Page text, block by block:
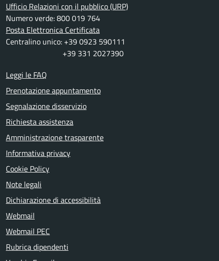
Ufficio Relazioni con il pubblico (URP)
Numero verde: 800 019 764
Posta Elettronica Certificata
Centralino unico: +39 0923 590111
+39 331 2027390
Leggi le FAQ
Prenotazione appuntamento
Segnalazione disservizio
Richiesta assistenza
Amministrazione trasparente
Informativa privacy
Cookie Policy
Note legali
Dichiarazione di accessibilità
Webmail
Webmail PEC
Rubrica dipendenti